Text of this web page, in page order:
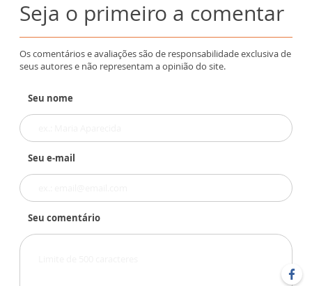
Seja o primeiro a comentar
Os comentários e avaliações são de responsabilidade exclusiva de
seus autores e não representam a opinião do site.
Seu nome
Seu e-mail
Seu comentário